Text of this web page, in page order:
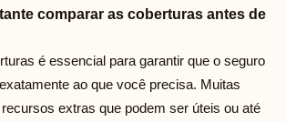
comparar as coberturas antes de
é essencial para garantir que o seguro
ao que você precisa. Muitas
extras que podem ser úteis ou até